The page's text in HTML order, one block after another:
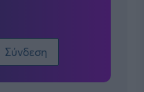
Σύνδεση